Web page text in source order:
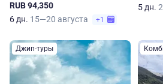
RUB 94,350
6 дн. 15—20 августа +1
5 дн.
Джип-туры